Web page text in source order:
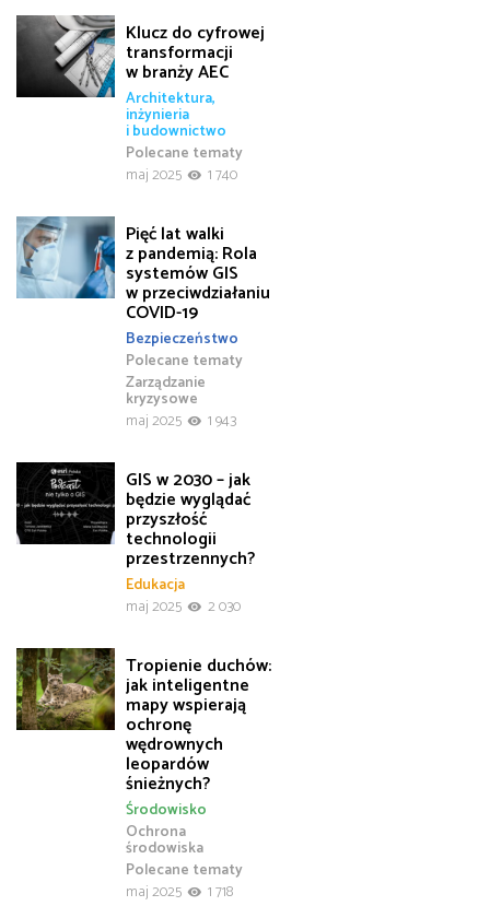
Klucz do cyfrowej
transformacji
w branży AEC
Architektura,
inżynieria
i budownictwo
Polecane tematy
maj 2025
1 740
Pięć lat walki
z pandemią: Rola
systemów GIS
w przeciwdziałaniu
COVID-19
Bezpieczeństwo
Polecane tematy
Zarządzanie
kryzysowe
maj 2025
1 943
GIS w 2030 – jak
będzie wyglądać
przyszłość
technologii
przestrzennych?
Edukacja
maj 2025
2 030
Tropienie duchów:
jak inteligentne
mapy wspierają
ochronę
wędrownych
leopardów
śnieżnych?
Ochrona
środowiska
Polecane tematy
Środowisko
maj 2025 1 718